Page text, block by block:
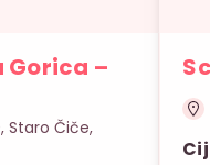
Gorica –
Staro Čiče,